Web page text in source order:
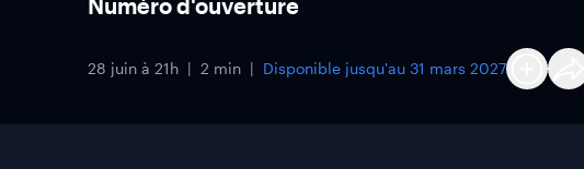
Numéro d'ouverture
28 juin à 21h 2 min Disponible jusqu'au 31 mars 2027